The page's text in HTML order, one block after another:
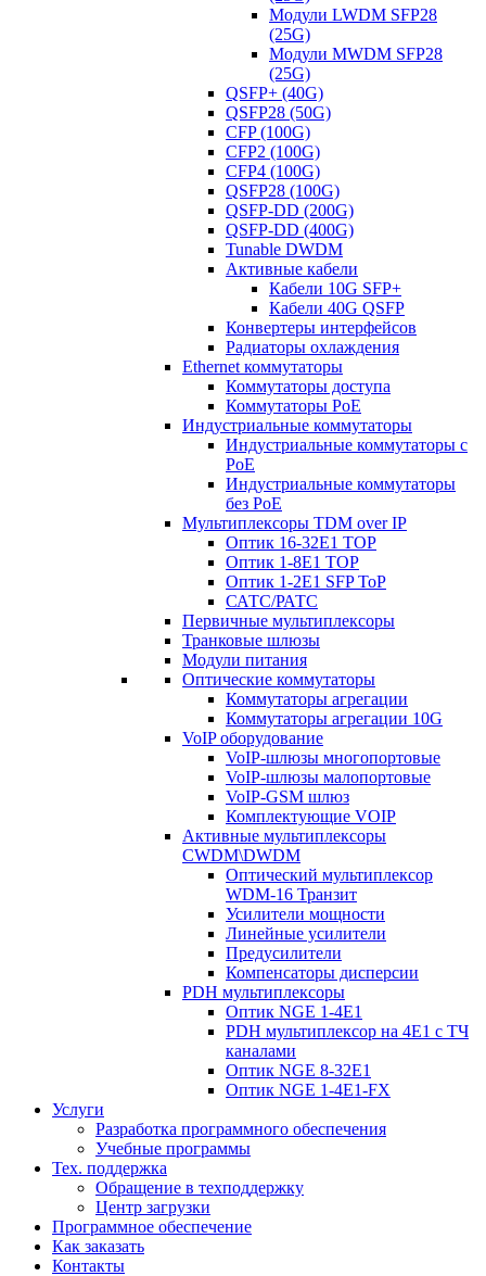
Модули LWDM SFP28
(25G)
Модули MWDM SFP28
(25G)
QSFP+ (40G)
QSFP28 (50G)
CFP (100G)
CFP2 (100G)
CFP4 (100G)
QSFP28 (100G)
QSFP-DD (200G)
QSFP-DD (400G)
Tunable DWDM
Активные кабели
Кабели 10G SFP+
Кабели 40G QSFP
Конвертеры интерфейсов
Радиаторы охлаждения
Ethernet коммутаторы
Коммутаторы доступа
Коммутаторы PoE
Индустриальные коммутаторы
Индустриальные коммутаторы с
PoE
Индустриальные коммутаторы
без PoE
Мультиплексоры TDM over IP
Оптик 16-32E1 TOP
Оптик 1-8E1 TOP
Оптик 1-2E1 SFP ToP
САТС/РАТС
Первичные мультиплексоры
Транковые шлюзы
Модули питания
Оптические коммутаторы
Коммутаторы агрегации
Коммутаторы агрегации 10G
VoIP оборудование
VoIP-шлюзы многопортовые
VoIP-шлюзы малопортовые
VoIP-GSM шлюз
Комплектующие VOIP
Активные мультиплексоры
CWDM\DWDM
Оптический мультиплексор
WDM-16 Транзит
Усилители мощности
Линейные усилители
Предусилители
Компенсаторы дисперсии
PDH мультиплексоры
Оптик NGE 1-4E1
PDH мультиплексор на 4Е1 с ТЧ
каналами
Оптик NGE 8-32E1
Оптик NGE 1-4E1-FX
Услуги
Разработка программного обеспечения
Учебные программы
Тех. поддержка
Обращение в техподдержку
Центр загрузки
Программное обеспечение
Как заказать
Контакты